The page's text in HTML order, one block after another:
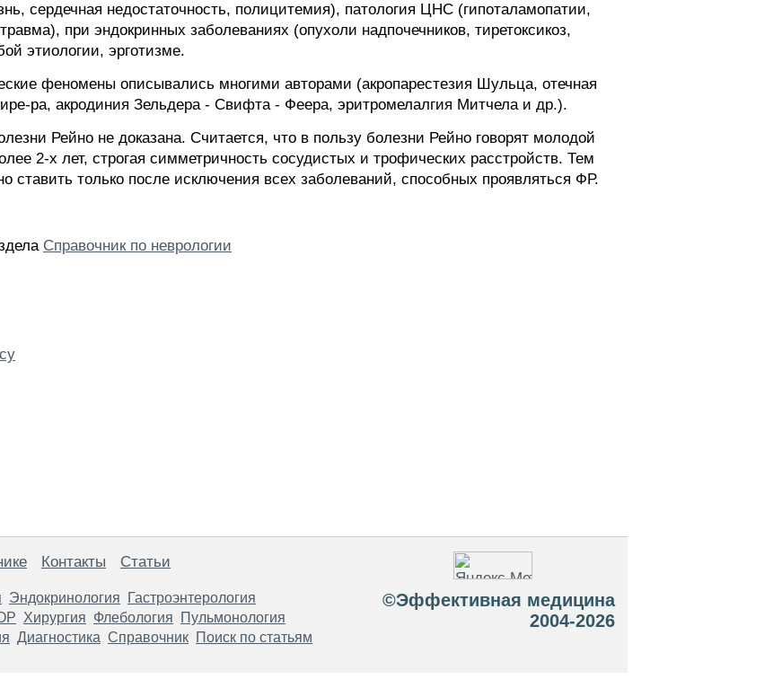
сердечная недостаточность, полицитемия), патология ЦНС (гипоталамопатии,
при эндокринных заболеваниях (опухоли надпочечников, тиретоксикоз,
этиологии, эрготизме.
феномены описывались многими авторами (акропарестезия Шульца, отечная
ра, акродиния Зельдера - Свифта - Феера, эритромелалгия Митчела и др.).
Рейно не доказана. Считается, что в пользу болезни Рейно говорят молодой
2-х лет, строгая симметричность сосудистых и трофических расстройств. Тем
ставить только после исключения всех заболеваний, способных проявляться ФР.
Справочник по неврологии
Контакты Статьи
Эндокринология
Гастроэнтерология
Хирургия Флебология
Пульмонология
Диагностика Справочник Поиск по статьям
©Эффективная медицина
2004-2026